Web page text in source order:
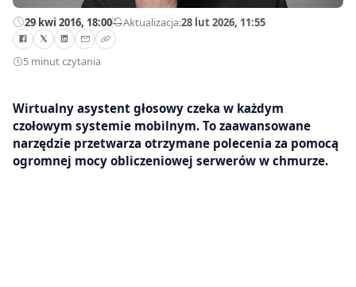
29 kwi 2016, 18:00—Aktualizacja:28 lut 2026, 11:55
5 minut czytania
Wirtualny asystent głosowy czeka w każdym
czołowym systemie mobilnym. To zaawansowane
narzędzie przetwarza otrzymane polecenia za pomocą
ogromnej mocy obliczeniowej serwerów w chmurze.